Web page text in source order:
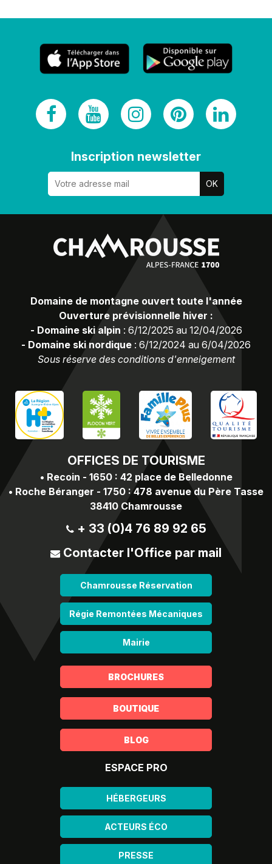
Inscription newsletter
OFFICES DE TOURISME
• Recoin - 1650 : 42 place de Belledonne
• Roche Béranger - 1750 : 478 avenue du Père Tasse
38410 Chamrousse
+ 33 (0)4 76 89 92 65
Contacter l'Office par mail
Chamrousse Réservation
Régie Remontées Mécaniques
Mairie
Domaine de montagne ouvert toute l'année
Ouverture prévisionnelle hiver :
- Domaine ski alpin : 6/12/2025 au 12/04/2026
- Domaine ski nordique : 6/12/2024 au 6/04/2026
Sous réserve des conditions d'enneigement
BROCHURES
BOUTIQUE
BLOG
ESPACE PRO
HÉBERGEURS
ACTEURS ÉCO
PRESSE